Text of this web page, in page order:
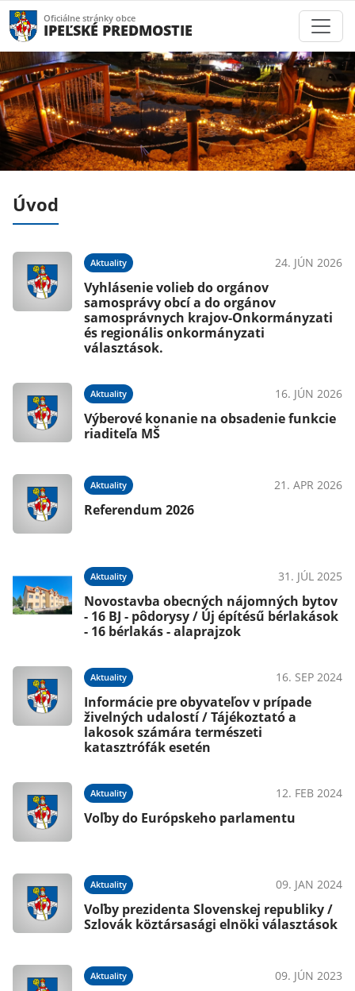
Oficiálne stránky obce
IPEĽSKÉ PREDMOSTIE
Úvod
Aktuality 24. JÚN 2026
Vyhlásenie volieb do orgánov
samosprávy obcí a do orgánov
samosprávnych krajov-Onkormányzati
és regionális onkormányzati
választások.
Aktuality 16. JÚN 2026
Výberové konanie na obsadenie funkcie
riaditeľa MŠ
Aktuality 21. APR 2026
Referendum 2026
Aktuality 31. JÚL 2025
Novostavba obecných nájomných bytov
- 16 BJ - pôdorysy / Új építésű bérlakások
- 16 bérlakás - alaprajzok
Aktuality 16. SEP 2024
Informácie pre obyvateľov v prípade
živelných udalostí / Tájékoztató a
lakosok számára természeti
katasztrófák esetén
Aktuality 12. FEB 2024
Voľby do Európskeho parlamentu
Aktuality 09. JAN 2024
Voľby prezidenta Slovenskej republiky /
Szlovák köztársasági elnöki választások
Aktuality 09. JÚN 2023